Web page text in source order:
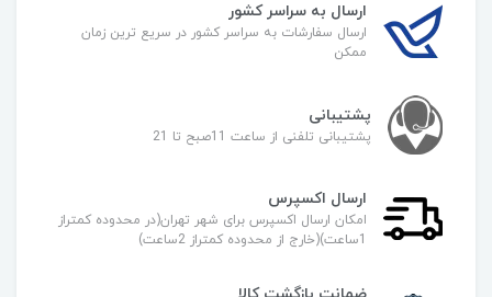
ارسال به سراسر کشور
ارسال سفارشات به سراسر کشور در سریع ترین زمان
ممکن
پشتیبانی
پشتیبانی تلفنی از ساعت 11صبح تا 21
ارسال اکسپرس
امکان ارسال اکسپرس برای شهر تهران(در محدوده کمتراز
1ساعت)(خارج از محدوده کمتراز 2ساعت)